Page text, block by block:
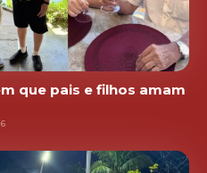
que pais e filhos amam